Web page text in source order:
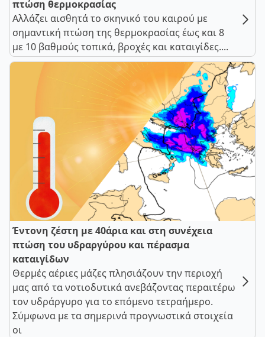
πτώση θερμοκρασίας
Αλλάζει αισθητά το σκηνικό του καιρού με
σημαντική πτώση της θερμοκρασίας έως και 8
με 10 βαθμούς τοπικά, βροχές και καταιγίδες....
Έντονη ζέστη με 40άρια και στη συνέχεια
πτώση του υδραργύρου και πέρασμα
καταιγίδων
Θερμές αέριες μάζες πλησιάζουν την περιοχή
μας από τα νοτιοδυτικά ανεβάζοντας περαιτέρω
τον υδράργυρο για το επόμενο τετραήμερο.
Σύμφωνα με τα σημερινά προγνωστικά στοιχεία
οι